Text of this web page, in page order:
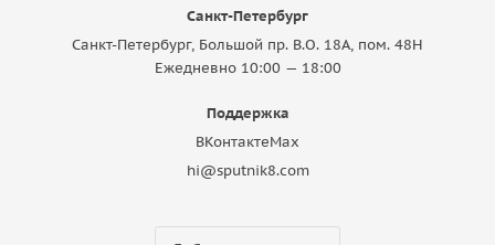
Санкт-Петербург
Санкт-Петербург, Большой пр. В.О. 18A, пом. 48Н
Ежедневно 10:00 — 18:00
Поддержка
ВКонтактеMax
hi@sputnik8.com